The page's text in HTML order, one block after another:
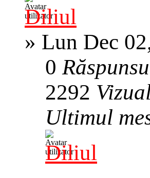
Diliul
» Lun Dec
0
2292
Ultimul
Diliul